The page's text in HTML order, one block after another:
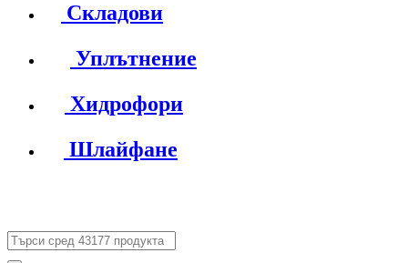
Складови
Уплътнение
Хидрофори
Шлайфане